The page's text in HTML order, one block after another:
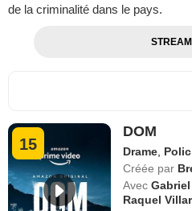
de la criminalité dans le pays.
15
DOM
Drame
Créée par
Avec
Raquel Villar